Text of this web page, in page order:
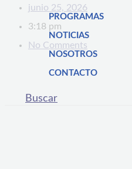
PROGRAMAS
NOTICIAS
NOSOTROS
CONTACTO
Buscar
junio 25, 2026
3:18 pm
No Comments